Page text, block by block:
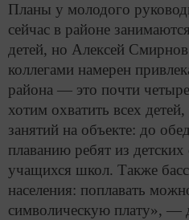
Планы у молодого
сейчас в районе
детей, но Алексей
коллегами намерен
района — это почти
хотим охватить всех
занятий на объекте: до
плаванию ребят из
учащихся школ. Также
населения: поплавать
символическую плату», —